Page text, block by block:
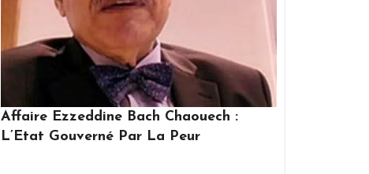
Affaire Ezzeddine Bach Chaouech :
L’Etat Gouverné Par La Peur